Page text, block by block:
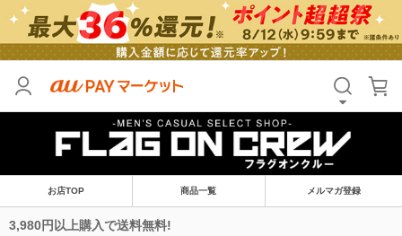
お店TOP 商品一覧 メルマガ登録
3,980円以上購入で送料無料!